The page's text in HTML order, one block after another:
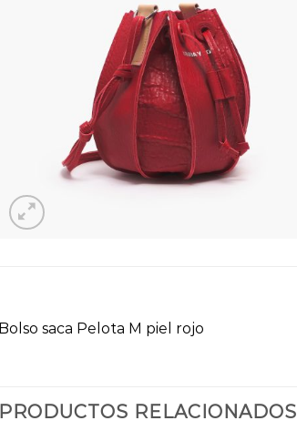
Bolso saca Pelota M piel rojo
PRODUCTOS RELACIONADOS